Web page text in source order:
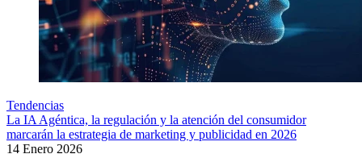
Tendencias
La IA Agéntica, la regulación y la atención del consumidor
marcarán la estrategia de marketing y publicidad en 2026
14 Enero 2026